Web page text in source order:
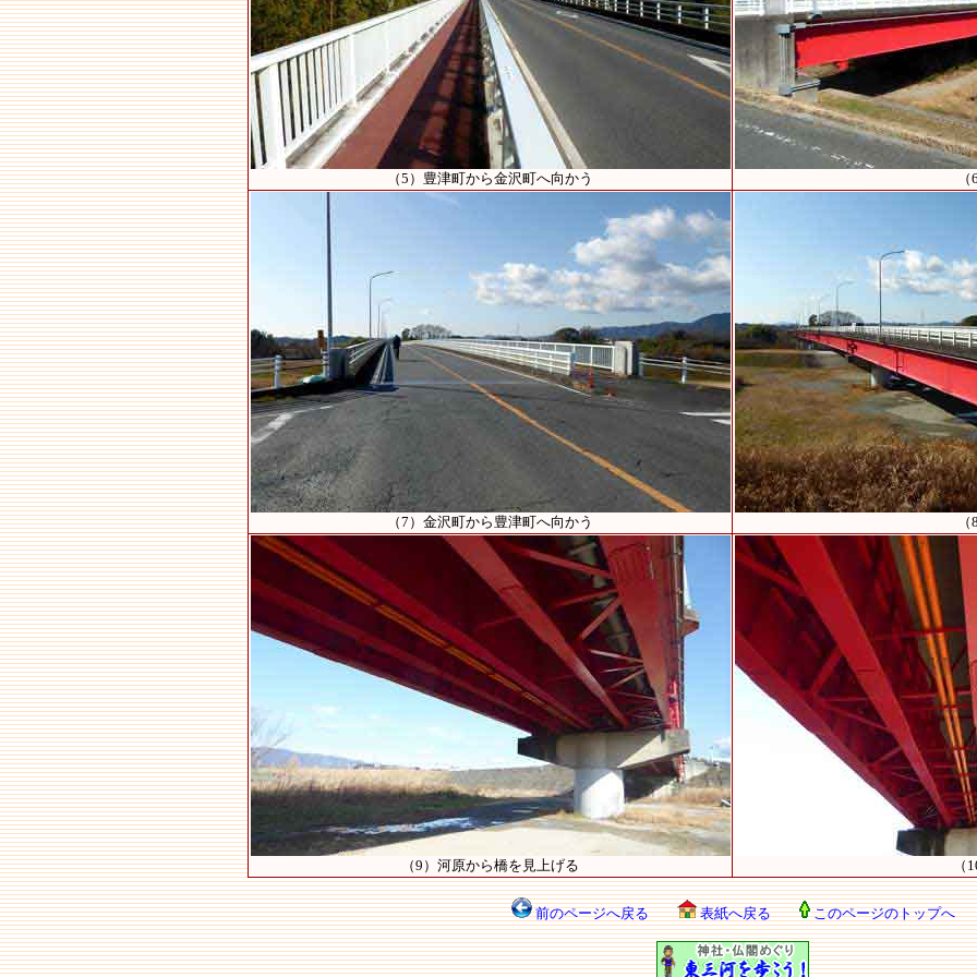
（5）豊津町から金沢町へ向かう
（7）金沢町から豊津町へ向かう
（9）河原から橋を見上げる （
前のページへ戻る 表紙へ戻る このページのトップへ